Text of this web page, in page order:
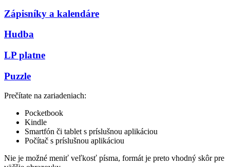
Zápisníky a kalendáre
Hudba
LP platne
Puzzle
Prečítate na zariadeniach:
Pocketbook
Kindle
Smartfón či tablet s príslušnou aplikáciou
Počítač s príslušnou aplikáciou
Nie je možné meniť veľkosť písma, formát je preto vhodný skôr pre